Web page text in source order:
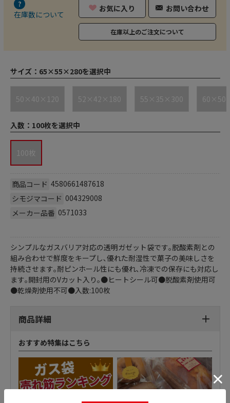
在庫数について
お気に入り お問い合わせ
在庫以上のご注文について
サイズ： 65×55×280を選択中
50×40×120 52×42×180 55×35×300
入数： 100枚を選択中
100枚
商品コード 4580661487618
シモジマコード 004329008
メーカー品番 0571033
シンプルなガスバリア対応の透明ガゼット袋です｡脱酸素剤との
組み合わせで鮮度をキープし､優れた耐湿性で菓子の美味しさを
持続させます｡耐ピンホール性にも優れ､冷凍での保存にも対応し
ます｡開封用のVカット入り｡●ヒートシール可●脱酸素剤使用可
●乾燥剤使用不可●入数:100枚
商品詳細
おすすめ特集はこちら